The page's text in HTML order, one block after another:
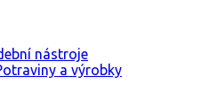
nástroje
a výrobky